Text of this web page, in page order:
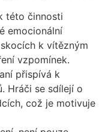
této činnosti
emocionální
k vítězným
vzpomínek.
přispívá k
Hráči se sdílejí o
což je motivuje